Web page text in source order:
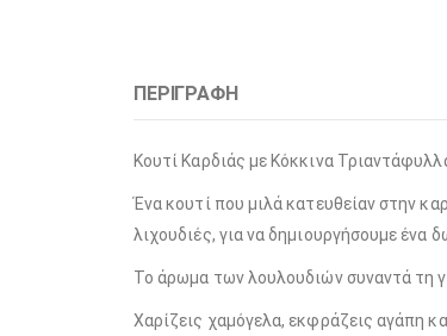
ΠΕΡΙΓΡΑΦΉ
Κουτί Καρδιάς με Κόκκινα
Ένα κουτί που μιλά κατευθείαν στην
λιχουδιές, για να δημιουργήσουμε ένα
Το άρωμα των λουλουδιών συναντά τη
Χαρίζεις χαμόγελα, εκφράζεις αγάπη